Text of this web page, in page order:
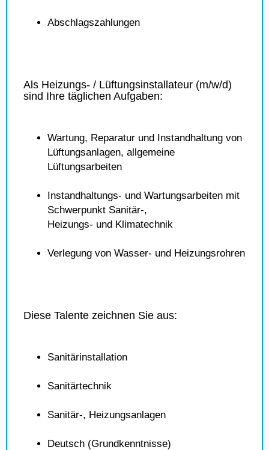
Abschlagszahlungen
Als Heizungs- / Lüftungsinstallateur (m/w/d)
sind Ihre täglichen Aufgaben:
Wartung, Reparatur und Instandhaltung von
Lüftungsanlagen, allgemeine
Lüftungsarbeiten
Instandhaltungs- und Wartungsarbeiten mit
Schwerpunkt Sanitär-,
Heizungs- und Klimatechnik
Verlegung von Wasser- und Heizungsrohren
Diese Talente zeichnen Sie aus:
Sanitärinstallation
Sanitärtechnik
Sanitär-, Heizungsanlagen
Deutsch (Grundkenntnisse)